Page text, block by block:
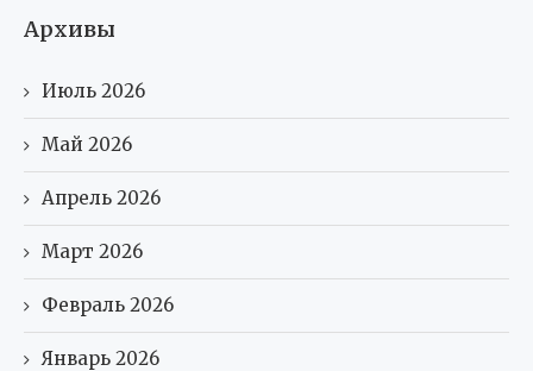
Архивы
Июль 2026
Май 2026
Апрель 2026
Март 2026
Февраль 2026
Январь 2026